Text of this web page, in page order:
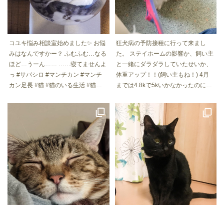
コユキ悩み相談室始めました✨ お悩
みはなんですかー？ ふむふむ…なる
ほど…うーん…… ……寝てませんよ
っ #サバシロ #マンチカン #マンチ
カン足長 #猫 #猫のいる生活 #猫好
む #cat #instacat #catstagram #cats
ofinstagram #냥스타그램 #ねこのき
もち #ペコねこ部 #エウレカねこ部
#peppyフォト部 #nyancon01 #neko
club #猫ねこ部にゃんすたぐらまー
に参加 #サンデイ #朝ワンコ夕ニャ
ンコ #catstagram_japan #いぬすた
ねこすたグランプリ
狂犬病の予防接種に行って来まし
た。 ステイホームの影響か、飼い主
と一緒にダラダラしていたせいか、
体重アップ！！(飼い主もね！) 4月
までは4.8kで5kいかなかったのに今
時くびれが〜！ って思ったのよね〜
. . . #jackrussellterrier #jackrussell #
dog #doglove #ジャックラッセルテ
リア #ジャックラッセルテリアラフ
#ジャックラッセルテリア部 #犬 #い
ぬすたねこすたグランプリ #狂犬病
予防接種 #ステイホームで体重増加